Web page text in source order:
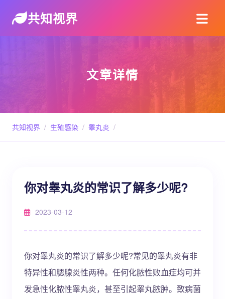
共知视界
文章详情
共知视界 / 生殖感染 / 睾丸炎 /
你对睾丸炎的常识了解多少呢?
2023-03-12
你对睾丸炎的常识了解多少呢?常见的睾丸炎有非
特异性和腮腺炎性两种。任何化脓性败血症均可并
发急性化脓性睾丸炎，甚至引起睾丸脓肿。致病菌